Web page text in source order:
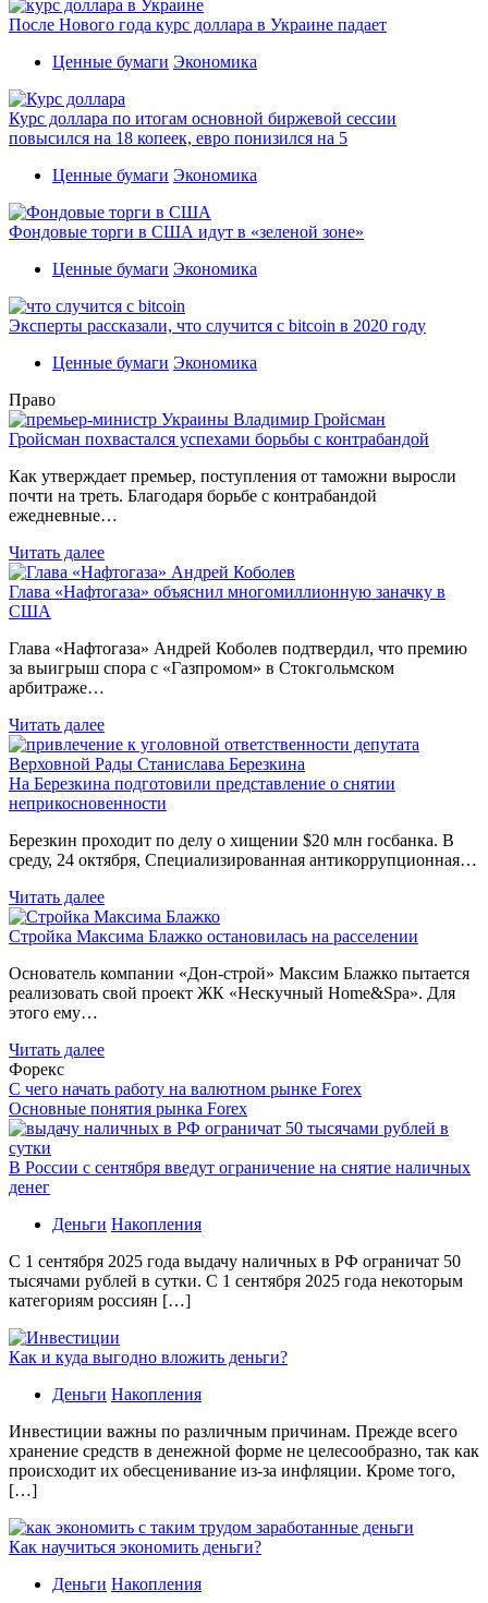
После Нового года курс доллара в Украине падает
Ценные бумаги Экономика
Курс доллара по итогам основной биржевой сессии
повысился на 18 копеек, евро понизился на 5
Ценные бумаги Экономика
Фондовые торги в США идут в «зеленой зоне»
Ценные бумаги Экономика
Эксперты рассказали, что случится с bitcoin в 2020 году
Ценные бумаги Экономика
Право
Гройсман похвастался успехами борьбы с контрабандой
Как утверждает премьер, поступления от таможни выросли
почти на треть. Благодаря борьбе с контрабандой
ежедневные…
Читать далее
Глава «Нафтогаза» объяснил многомиллионную заначку в
США
Глава «Нафтогаза» Андрей Коболев подтвердил, что премию
за выигрыш спора с «Газпромом» в Стокгольмском
арбитраже…
Читать далее
На Березкина подготовили представление о снятии
неприкосновенности
Березкин проходит по делу о хищении $20 млн госбанка. В
среду, 24 октября, Специализированная антикоррупционная…
Читать далее
Стройка Максима Блажко остановилась на расселении
Основатель компании «Дон-строй» Максим Блажко пытается
реализовать свой проект ЖК «Нескучный Home&Spa». Для
этого ему…
Читать далее
Форекс
С чего начать работу на валютном рынке Forex
Основные понятия рынка Forex
В России с сентября введут ограничение на снятие наличных
денег
Деньги Накопления
С 1 сентября 2025 года выдачу наличных в РФ ограничат 50
тысячами рублей в сутки. С 1 сентября 2025 года некоторым
категориям россиян […]
Как и куда выгодно вложить деньги?
Деньги Накопления
Инвестиции важны по различным причинам. Прежде всего
хранение средств в денежной форме не целесообразно, так как
происходит их обесценивание из-за инфляции. Кроме того,
[…]
Как научиться экономить деньги?
Деньги Накопления